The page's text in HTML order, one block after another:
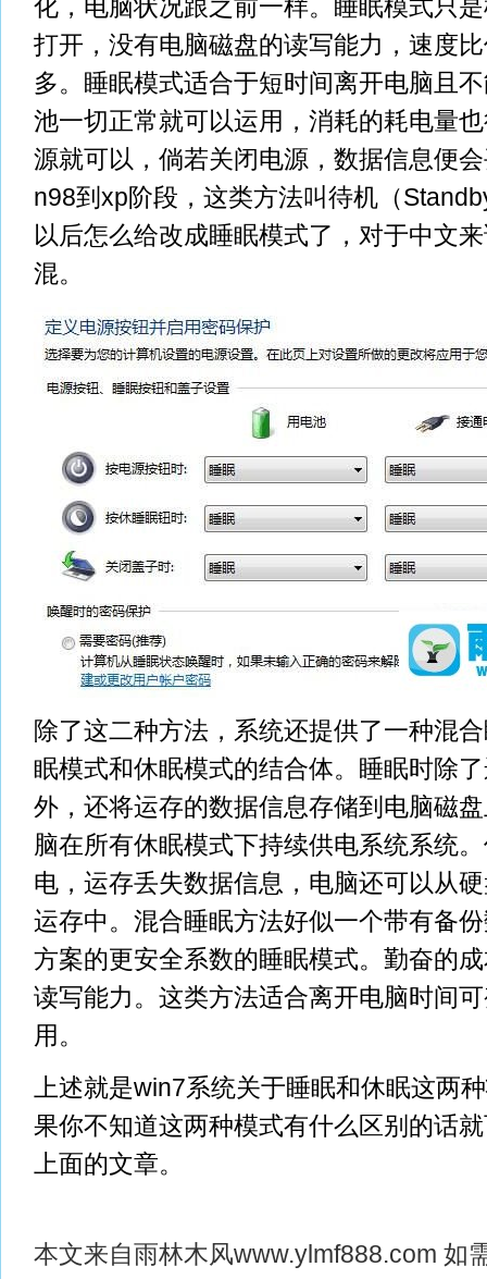
化，电脑状况跟之前一样。睡眠模式只
打开，没有电脑磁盘的读写能力，速度
多。睡眠模式适合于短时间离开电脑且
池一切正常就可以运用，消耗的耗电量
源就可以，倘若关闭电源，数据信息便
n98到xp阶段，这类方法叫待机（
以后怎么给改成睡眠模式了，对于中文
混。
除了这二种方法，系统还提供了一种混
眠模式和休眠模式的结合体。睡眠时除
外，还将运存的数据信息存储到电脑磁
脑在所有休眠模式下持续供电系统系统
电，运存丢失数据信息，电脑还可以从
运存中。混合睡眠方法好似一个带有备
方案的更安全系数的睡眠模式。勤奋的
读写能力。这类方法适合离开电脑时间
用。
上述就是win7系统关于睡眠和休眠这两
果你不知道这两种模式有什么区别的话
上面的文章。
本文来自雨林木风www.ylmf888.com 如